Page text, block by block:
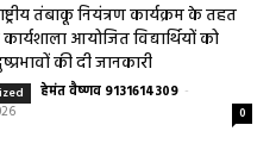
तंबाकू नियंत्रण कार्यक्रम के तहत
आयोजित विद्यार्थियों को
की दी जानकारी
हेमंत वैष्णव 9131614309 -
0